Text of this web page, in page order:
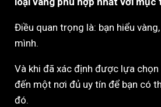
Điều quan trọng là: bạn hiểu
mình.
Và khi đã xác định được lựa
đến một nơi đủ uy tín để bạn có
đó.